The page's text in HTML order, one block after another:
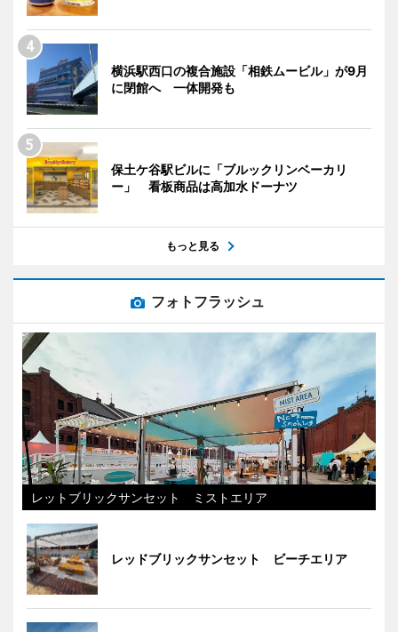
横浜駅西口の複合施設「相鉄ムービル」が9月
に閉館へ 一体開発も
保土ケ谷駅ビルに「ブルックリンベーカリ
ー」 看板商品は高加水ドーナツ
もっと見る
フォトフラッシュ
レットブリックサンセット ミストエリア
レッドブリックサンセット ビーチエリア